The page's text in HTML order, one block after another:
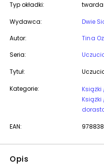
Typ okładki: twarda
Wydawca:
Dwie
Autor:
Tina
Seria:
Tytuł:
Kategorie:
Książki / dla
EAN:
Opis